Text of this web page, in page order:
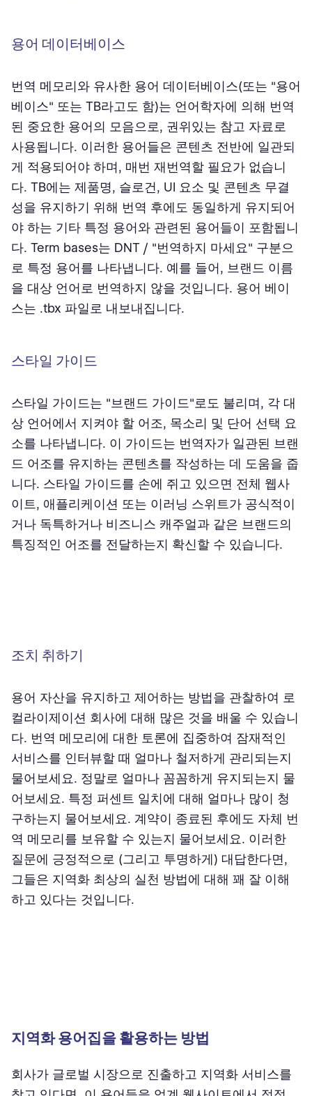
용어 데이터베이스
번역 메모리와 유사한 용어 데이터베이스(또는 "용어
베이스" 또는 TB라고도 함)는 언어학자에 의해 번역
된 중요한 용어의 모음으로, 권위있는 참고 자료로
사용됩니다. 이러한 용어들은 콘텐츠 전반에 일관되
게 적용되어야 하며, 매번 재번역할 필요가 없습니
다. TB에는 제품명, 슬로건, UI 요소 및 콘텐츠 무결
성을 유지하기 위해 번역 후에도 동일하게 유지되어
야 하는 기타 특정 용어와 관련된 용어들이 포함됩니
다. Term bases는 DNT / "번역하지 마세요" 구분으
로 특정 용어를 나타냅니다. 예를 들어, 브랜드 이름
을 대상 언어로 번역하지 않을 것입니다. 용어 베이
스는 .tbx 파일로 내보내집니다.
스타일 가이드
스타일 가이드는 "브랜드 가이드"로도 불리며, 각 대
상 언어에서 지켜야 할 어조, 목소리 및 단어 선택 요
소를 나타냅니다. 이 가이드는 번역자가 일관된 브랜
드 어조를 유지하는 콘텐츠를 작성하는 데 도움을 줍
니다. 스타일 가이드를 손에 쥐고 있으면 전체 웹사
이트, 애플리케이션 또는 이러닝 스위트가 공식적이
거나 독특하거나 비즈니스 캐주얼과 같은 브랜드의
특징적인 어조를 전달하는지 확신할 수 있습니다.
조치 취하기
용어 자산을 유지하고 제어하는 방법을 관찰하여 로
컬라이제이션 회사에 대해 많은 것을 배울 수 있습니
다. 번역 메모리에 대한 토론에 집중하여 잠재적인
서비스를 인터뷰할 때 얼마나 철저하게 관리되는지
물어보세요. 정말로 얼마나 꼼꼼하게 유지되는지 물
어보세요. 특정 퍼센트 일치에 대해 얼마나 많이 청
구하는지 물어보세요. 계약이 종료된 후에도 자체 번
역 메모리를 보유할 수 있는지 물어보세요. 이러한
질문에 긍정적으로 (그리고 투명하게) 대답한다면,
그들은 지역화 최상의 실천 방법에 대해 꽤 잘 이해
하고 있다는 것입니다.
지역화 용어집을 활용하는 방법
회사가 글로벌 시장으로 진출하고 지역화 서비스를